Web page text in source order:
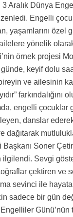
Aralık Dünya
Engelli
yaşamlarını özel
yönelik
örnek projesi
keyif dolu
ve ailesinin
farkındalığını
engelli çocuklar
danslar
dağıtarak
Soner
ilgilendi. Sevgi
çektiren ve
sevinci ile
sadece bir gün
Engelliler Günü’nün